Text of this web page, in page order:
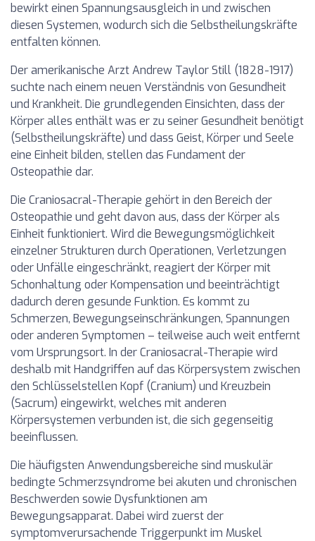
bewirkt einen Spannungsausgleich in und zwischen
diesen Systemen, wodurch sich die Selbstheilungskräfte
entfalten können.
Der amerikanische Arzt Andrew Taylor Still (1828-1917)
suchte nach einem neuen Verständnis von Gesundheit
und Krankheit. Die grundlegenden Einsichten, dass der
Körper alles enthält was er zu seiner Gesundheit benötigt
(Selbstheilungskräfte) und dass Geist, Körper und Seele
eine Einheit bilden, stellen das Fundament der
Osteopathie dar.
Die Craniosacral-Therapie gehört in den Bereich der
Osteopathie und geht davon aus, dass der Körper als
Einheit funktioniert. Wird die Bewegungsmöglichkeit
einzelner Strukturen durch Operationen, Verletzungen
oder Unfälle eingeschränkt, reagiert der Körper mit
Schonhaltung oder Kompensation und beeinträchtigt
dadurch deren gesunde Funktion. Es kommt zu
Schmerzen, Bewegungseinschränkungen, Spannungen
oder anderen Symptomen – teilweise auch weit entfernt
vom Ursprungsort. In der Craniosacral-Therapie wird
deshalb mit Handgriffen auf das Körpersystem zwischen
den Schlüsselstellen Kopf (Cranium) und Kreuzbein
(Sacrum) eingewirkt, welches mit anderen
Körpersystemen verbunden ist, die sich gegenseitig
beeinflussen.
Die häufigsten Anwendungsbereiche sind muskulär
bedingte Schmerzsyndrome bei akuten und chronischen
Beschwerden sowie Dysfunktionen am
Bewegungsapparat. Dabei wird zuerst der
symptomverursachende Triggerpunkt im Muskel